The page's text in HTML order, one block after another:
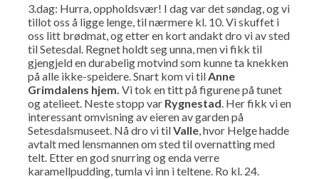
3.dag: Hurra, oppholdsvær! I dag var det søndag, og vi
tillot oss å ligge lenge, til nærmere kl. 10. Vi skuffet i
oss litt brødmat, og etter en kort andakt dro vi av sted
til Setesdal. Regnet holdt seg unna, men vi fikk til
gjengjeld en durabelig motvind som kunne ta knekken
på alle ikke-speidere. Snart kom vi tilAnne
Grimdalens hjem. Vi tok en titt på figurene på tunet
og atelieet. Neste stopp var Rygnestad. Her fikk vi en
interessant omvisning av eieren av garden på
Setesdalsmuseet. Nå dro vi tilValle, hvor Helge hadde
avtalt med lensmannen om sted til overnatting med
telt. Etter en god snurring og enda verre
karamellpudding, tumla vi inn i teltene. Ro kl. 24.